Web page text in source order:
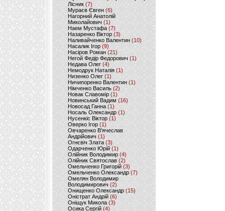
Лісник (7)
Мураєв Євген(6)
Нагорний Анатолій
Миколайович (1)
Наем Мустафа (7)
Назаренко Віктор (3)
Наливайченко Валентин (10)
Насалик Ігор(9)
Насіров Роман (21)
Негой Федір Федорович(1)
Недава Олег(4)
Немодрук Наталія(1)
Низенко Олег (1)
Ничипоренко Валентин (1)
Німченко Василь (2)
Новак Славомір (1)
Новинський Вадим (16)
Новосад Ганна (1)
Носаль Олександр (1)
Нусенкіс Віктор (1)
Оверко Ігор (1)
Овчаренко В'ячеслав
Андрійович(1)
Огнєвіч Злата (3)
Одарченко Юрій(1)
Олійник Володимир (4)
Олійник Святослав (2)
Омельченко Григорій (3)
Омельченко Олександр(7)
Омелян Володимир
Володимирович (2)
Онищенко Олександр (15)
Оністрат Андрій (6)
Оніщук Микола (3)
Осика Сергій(4)